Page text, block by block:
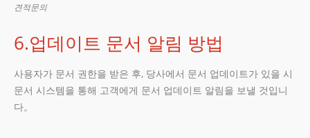
견적문의
6.업데이트 문서 알림 방법
사용자가 문서 권한을 받은 후, 당사에서 문서 업데이트가 있을 시
문서 시스템을 통해 고객에게 문서 업데이트 알림을 보낼 것입니
다。